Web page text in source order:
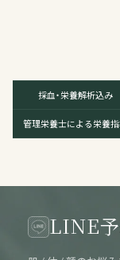
採血・栄養解析込み
管理栄養士による栄養
LINE予